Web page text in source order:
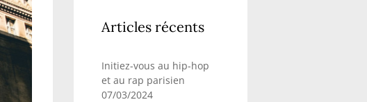
Articles récents
Initiez-vous au hip-hop
et au rap parisien
07/03/2024